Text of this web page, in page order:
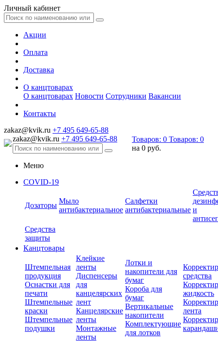
Личный кабинет
Акции
Оплата
Доставка
О канцтоварах
О канцтоварах Новости Сотрудники Вакансии
Контакты
zakaz@kvik.ru +7 495 649-65-88
zakaz@kvik.ru +7 495 649-65-88 Товаров: 0 Товаров: 0
на 0 руб.
Меню
COVID-19
Дозаторы
Мыло
антибактериальное
Салфетки
антибактериальные и
Средства
защиты
Канцтовары
Штемпельная
продукция
Оснастки для
печати
Штемпельные
краски
Штемпельные
подушки
Клейкие
ленты
Диспенсеры
для
канцелярских
лент
Канцелярские
ленты
Монтажные
ленты
Лотки и
накопители для
бумаг
Короба для
бумаг
Вертикальные
накопители
Комплектующие
для лотков
средства
жидкость
лента